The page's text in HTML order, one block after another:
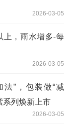
2026-03-05
，雨水增多-每
2026-03-05
法”，包装做“减
系列焕新上市
2026-03-05